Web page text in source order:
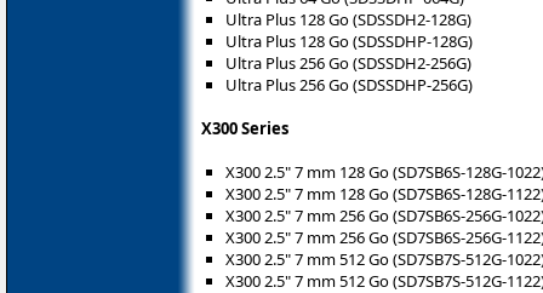
Ultra Plus 128 Go (SDSSDH2-128G)
Ultra Plus 128 Go (SDSSDHP-128G)
Ultra Plus 256 Go (SDSSDH2-256G)
Ultra Plus 256 Go (SDSSDHP-256G)
X300 Series
X300 2.5" 7 mm 128 Go (SD7SB6S-128G-
X300 2.5" 7 mm 128 Go (SD7SB6S-128G-
X300 2.5" 7 mm 256 Go (SD7SB6S-256G-
X300 2.5" 7 mm 256 Go (SD7SB6S-256G-
X300 2.5" 7 mm 512 Go (SD7SB7S-512G-
X300 2.5" 7 mm 512 Go (SD7SB7S-512G-